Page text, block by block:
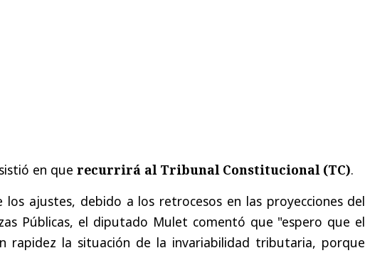
en que recurrirá al Tribunal Constitucional (TC).
los ajustes, debido a los retrocesos en las proyecciones del
Públicas, el diputado Mulet comentó que "espero que el
rapidez la situación de la invariabilidad tributaria, porque